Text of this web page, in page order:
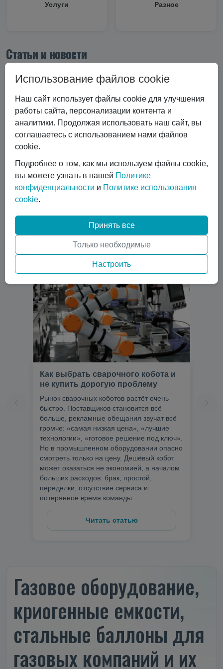
Услуги Разное
Статьи и новости
#Криоцилиндры
#Технические характеристики
#Вертикальные криоцилиндры
#Эксплуатация криоцилиндра
#Экономика и выбор
#Сравнение технологий
#Газовый лазер
#Горизонтальные криоцилиндры
#Ремонт и обслуживание
#коботы
#автоматизация сварки
#Транспортировка жидких газов
#Газовые баллоны
#Вентиль выдачи жидкости
Показать все
Как выбрать сварочного кобота и
не купить дорогую проблему
Рынок сварочных коботов растёт очень
быстро. Поставщиков становится всё
больше, рекламные обещания звучат всё
громче: «самая низкая цена», «лучшие
технологии», «готовое решение под ключ».
Но в промышленном оборудовании опасно
смотреть только на цену. Дешёвый кобот
может оказаться не экономией, а началом
больших расходов: брак, простой,
переделки, отсутствие сервиса и
потерянное время команды.
Читать статью
Газовое оборудование,
криогенные емкости,
стальные баллоны для
газовых компаний и их
Использование файлов cookie
Наш сайт использует файлы cookie для улучшения
работы сайта, персонализации контента и
аналитики. Продолжая использовать наш сайт, вы
соглашаетесь с использованием нами файлов
cookie.
Подробнее о том, как мы используем файлы cookie,
вы можете узнать в нашей Политике
конфиденциальности и Политике использования
cookie.
Принять все
Только необходимые
Настроить